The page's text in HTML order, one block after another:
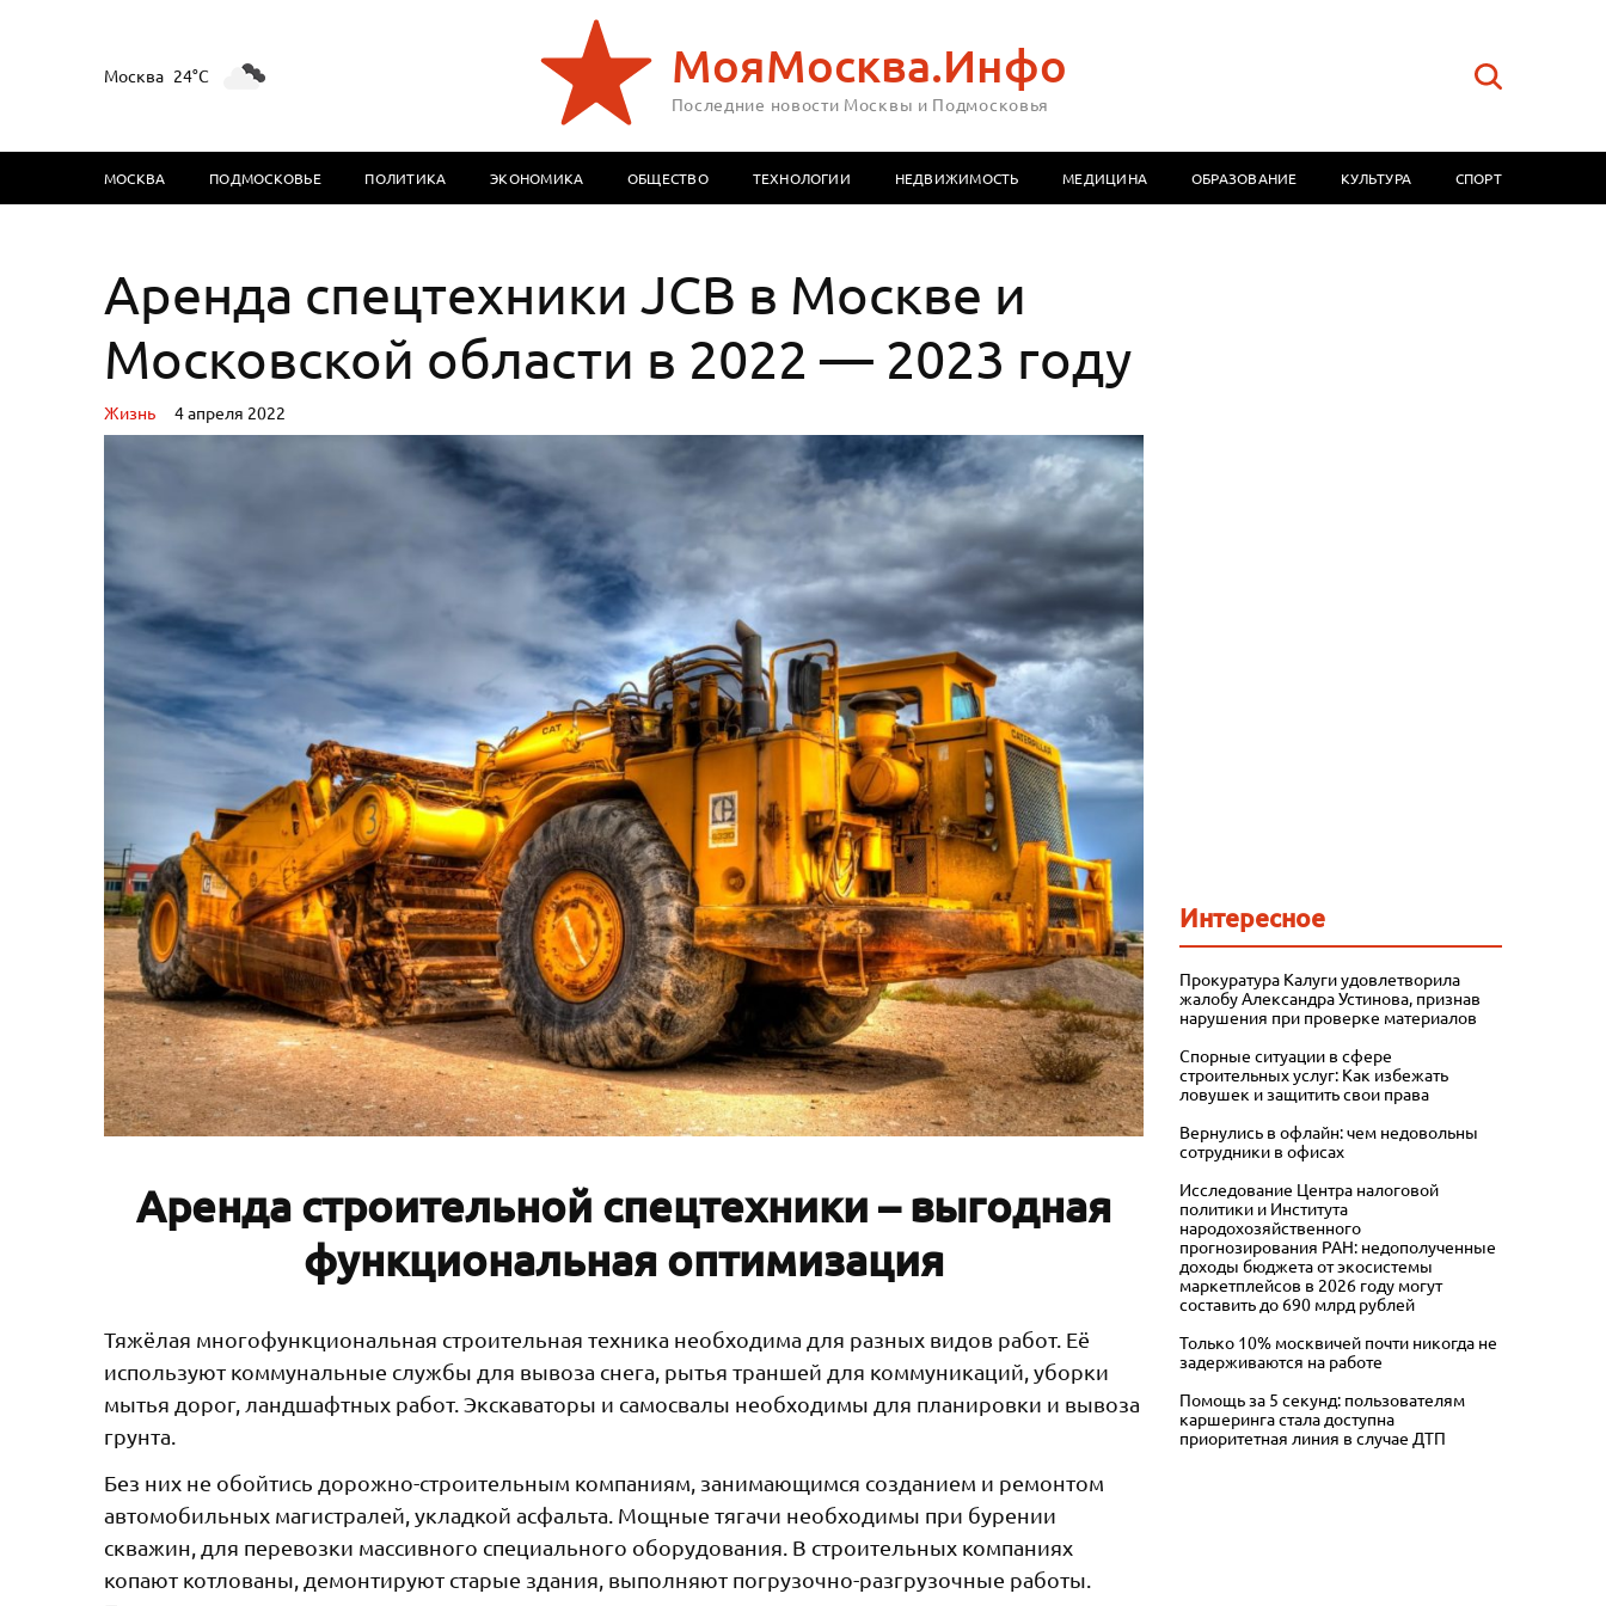
Москва 24°C МояМосква.Инфо
Последние новости Москвы и Подмосковья
МОСКВА ПОДМОСКОВЬЕ ПОЛИТИКА ЭКОНОМИКА ОБЩЕСТВО ТЕХНОЛОГИИ НЕДВИЖИМОСТЬ МЕДИЦИНА ОБРАЗОВАНИЕ КУЛЬТУРА СПОРТ
Аренда спецтехники JCB в Москве и
Московской области в 2022 — 2023 году
Жизнь 4 апреля 2022
Аренда строительной спецтехники – выгодная
функциональная оптимизация
Тяжёлая многофункциональная строительная техника необходима для разных видов работ. Её
используют коммунальные службы для вывоза снега, рытья траншей для коммуникаций, уборки
мытья дорог, ландшафтных работ. Экскаваторы и самосвалы необходимы для планировки и вывоза
грунта.
Без них не обойтись дорожно-строительным компаниям, занимающимся созданием и ремонтом
автомобильных магистралей, укладкой асфальта. Мощные тягачи необходимы при бурении
скважин, для перевозки массивного специального оборудования. В строительных компаниях
копают котлованы, демонтируют старые здания, выполняют погрузочно-разгрузочные работы.
Интересное
Прокуратура Калуги удовлетворила
жалобу Александра Устинова, признав
нарушения при проверке материалов
Спорные ситуации в сфере
строительных услуг: Как избежать
ловушек и защитить свои права
Вернулись в офлайн: чем недовольны
сотрудники в офисах
Исследование Центра налоговой
политики и Института
народохозяйственного
прогнозирования РАН: недополученные
доходы бюджета от экосистемы
маркетплейсов в 2026 году могут
составить до 690 млрд рублей
Только 10% москвичей почти никогда не
задерживаются на работе
Помощь за 5 секунд: пользователям
каршеринга стала доступна
приоритетная линия в случае ДТП